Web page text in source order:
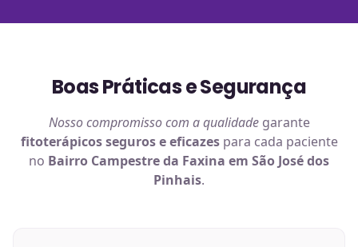
Boas Práticas e Segurança
Nosso compromisso com a qualidadegarante
fitoterápicosseguros e eficazespara cada paciente
no Bairro Campestre da Faxina em São José dos
Pinhais.